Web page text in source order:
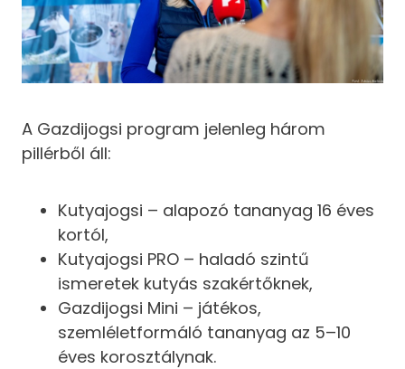
A Gazdijogsi program jelenleg három
pillérből áll:
Kutyajogsi – alapozó tananyag 16 éves
kortól,
Kutyajogsi PRO – haladó szintű
ismeretek kutyás szakértőknek,
Gazdijogsi Mini – játékos,
szemléletformáló tananyag az 5–10
éves korosztálynak.